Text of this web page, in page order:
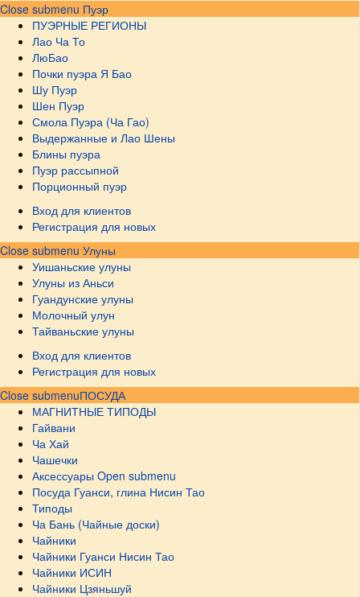
Close submenu Пуэр
ПУЭРНЫЕ РЕГИОНЫ
Лао Ча То
ЛюБао
Почки пуэра Я Бао
Шу Пуэр
Шен Пуэр
Смола Пуэра (Ча Гао)
Выдержанные и Лао Шены
Блины пуэра
Пуэр рассыпной
Порционный пуэр
Вход для клиентов
Регистрация для новых
Close submenu Улуны
Уишаньские улуны
Улуны из Аньси
Гуандунские улуны
Молочный улун
Тайваньские улуны
Вход для клиентов
Регистрация для новых
Close submenuПОСУДА
МАГНИТНЫЕ ТИПОДЫ
Гайвани
Ча Хай
Чашечки
Аксессуары Open submenu
Посуда Гуанси, глина Нисин Тао
Типоды
Ча Бань (Чайные доски)
Чайники
Чайники Гуанси Нисин Тао
Чайники ИСИН
Чайники Цзяньшуй